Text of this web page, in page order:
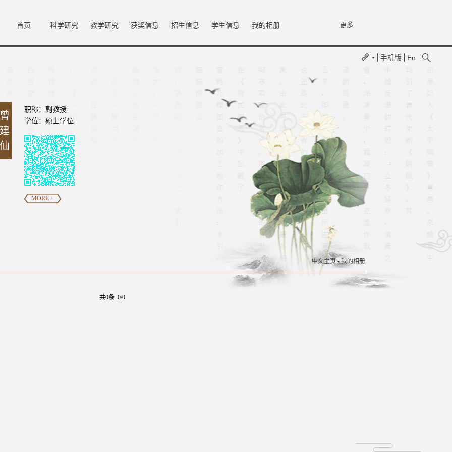
首页 科学研究 教学研究 获奖信息 招生信息 学生信息 我的相册 更多
手机版 En
职称：副教授
学位：硕士学位
MORE +
中文主页-我的相册
共0条 0/0